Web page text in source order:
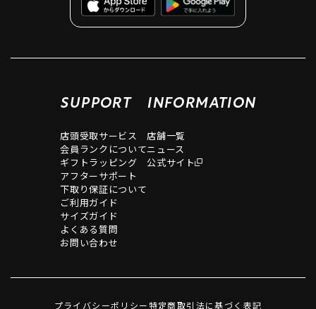
SUPPORT
店頭受取サービス
会員ランクについて
ギフトラッピング
アフターサポート
下取り保証について
ご利用ガイド
サイズガイド
よくある質問
お問い合わせ
INFORMATION
店舗一覧
ニュース
公式サイト
プライバシーポリシー特定商取引法に基づく表記